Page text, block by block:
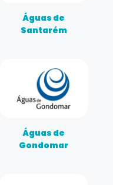
Águas de
Santarém
Águas de
Gondomar